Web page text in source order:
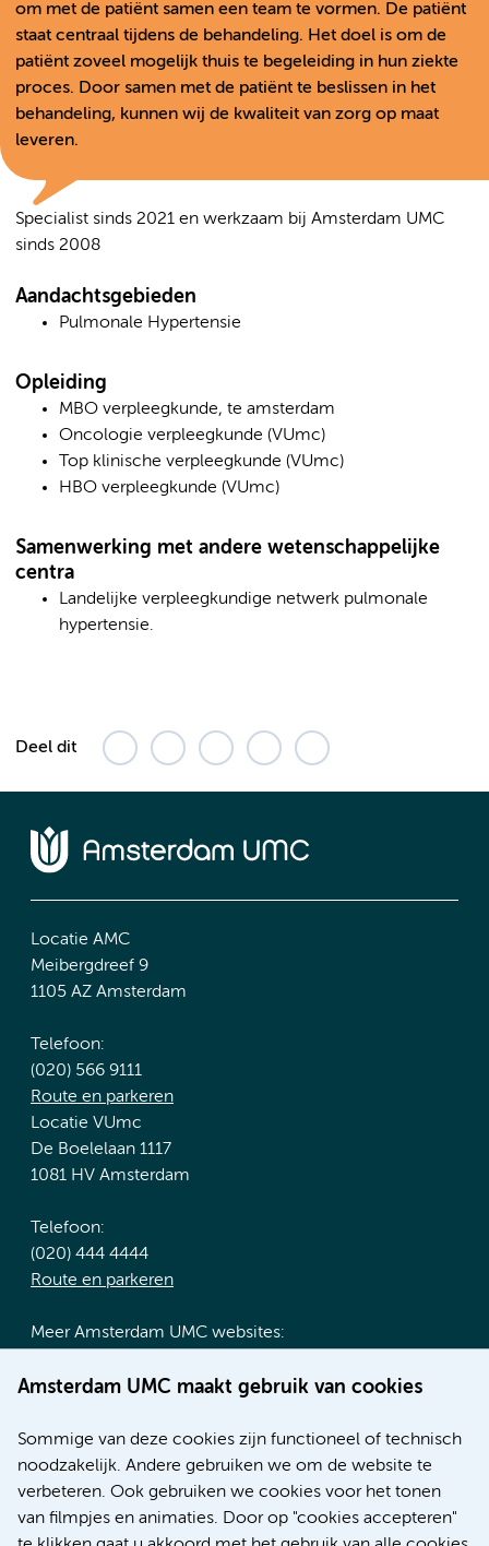
om met de patiënt samen een team te vormen. De patiënt
staat centraal tijdens de behandeling. Het doel is om de
patiënt zoveel mogelijk thuis te begeleiding in hun ziekte
proces. Door samen met de patiënt te beslissen in het
behandeling, kunnen wij de kwaliteit van zorg op maat
leveren.
Specialist sinds 2021 en werkzaam bij Amsterdam UMC
sinds 2008
Aandachtsgebieden
Pulmonale Hypertensie
Opleiding
MBO verpleegkunde, te amsterdam
Oncologie verpleegkunde (VUmc)
Top klinische verpleegkunde (VUmc)
HBO verpleegkunde (VUmc)
Samenwerking met andere wetenschappelijke
centra
Landelijke verpleegkundige netwerk pulmonale
hypertensie.
Deel dit
Amsterdam UMC maakt gebruik van cookies
Sommige van deze cookies zijn functioneel of technisch
noodzakelijk. Andere gebruiken we om de website te
verbeteren. Ook gebruiken we cookies voor het tonen
van filmpjes en animaties. Door op "cookies accepteren"
Locatie AMC
Meibergdreef 9
1105 AZ Amsterdam
Telefoon:
(020) 566 9111
Route en parkeren
Locatie VUmc
De Boelelaan 1117
1081 HV Amsterdam
Telefoon:
(020) 444 4444
Route en parkeren
Meer Amsterdam UMC websites:
Werken bij Amsterdam UMC
Nieuws
Research
Educatie locatie AMC
Educatie locatie VUmc